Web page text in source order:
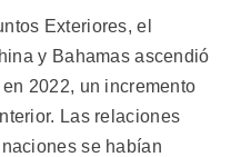
Exteriores, el
y Bahamas ascendió
2022, un incremento
Las relaciones
se habían